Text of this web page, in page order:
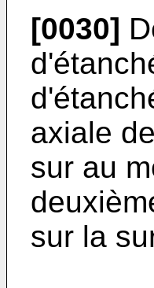
[0030]
axiale
sur au
sur la